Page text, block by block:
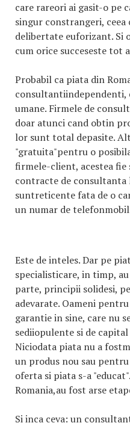
care rareori ai gasit-o pe
singur constrangeri,
delibertate euforizant. Si
cum orice succeseste tot
Probabil ca piata din
consultantiindependenti,
umane. Firmele de
doar atunci cand obtin
lor sunt total depasite.
"gratuita"pentru o
firmele-client, acestea fie
contracte de
suntreticente fata de o
un numar de
Este de inteles. Dar pe
specialisticare, in timp,
parte, principii solidesi,
adevarate. Oameni
garantie in sine, care nu
sediiopulente si de
Niciodata piata nu a
un produs nou sau
oferta si piata s-a
Romania,au fost arse
Si inca ceva: un